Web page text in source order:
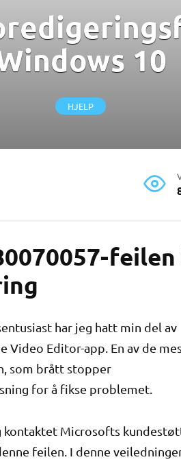
10
HJELP
feilen
har jeg hatt min del av
Editor-app. En av de
som brått stopper
for å fikse problemet.
Microsofts
feilen. I denne